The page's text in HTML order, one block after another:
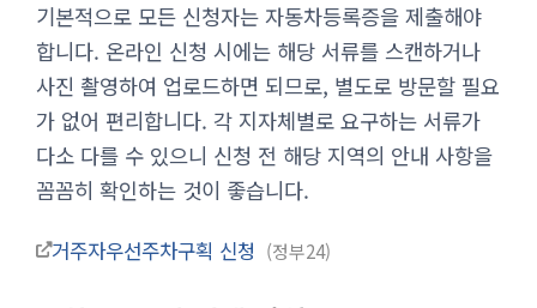
기본적으로 모든 신청자는 자동차등록증을 제출해야
합니다. 온라인 신청 시에는 해당 서류를 스캔하거나
사진 촬영하여 업로드하면 되므로, 별도로 방문할 필요
가 없어 편리합니다. 각 지자체별로 요구하는 서류가
다소 다를 수 있으니 신청 전 해당 지역의 안내 사항을
꼼꼼히 확인하는 것이 좋습니다.
거주자우선주차구획 신청 정부24